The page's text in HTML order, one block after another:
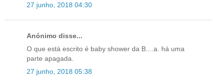
27 junho, 2018 04:30
Anónimo disse...
O que está escrito é baby shower da B....a. há uma
parte apagada.
27 junho, 2018 05:38